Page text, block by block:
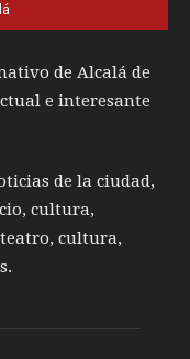
de Alcalá de
e interesante
de la ciudad,
cultura,
cultura,